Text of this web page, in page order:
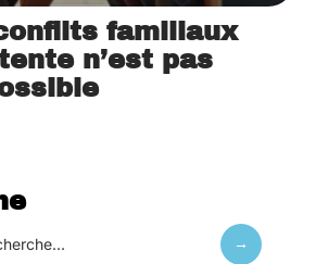
familiaux
n’est pas